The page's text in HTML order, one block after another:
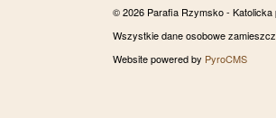
© 2026 Parafia Rzymsko -
Wszystkie dane osobowe
Website powered by PyroCMS